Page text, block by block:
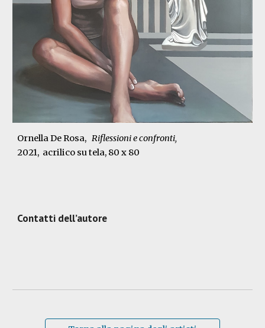
Ornella De Rosa, Riflessioni e confronti,
2021, acrilico su tela, 80 x 80
Contatti dell’autore